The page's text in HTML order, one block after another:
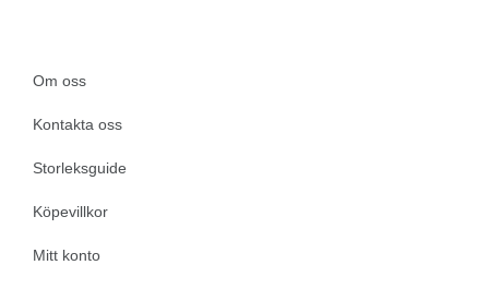
Om oss
Kontakta oss
Storleksguide
Köpevillkor
Mitt konto